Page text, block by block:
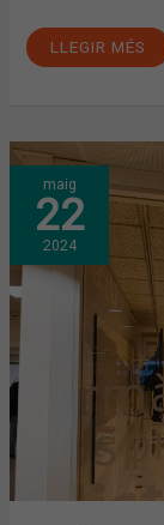
LLEGIR MÉS
maig
22
2024
DE
DIFERENTS
ÀMBITS
EN
METODOLOGIA
GENERACIÓ
RESULTATS